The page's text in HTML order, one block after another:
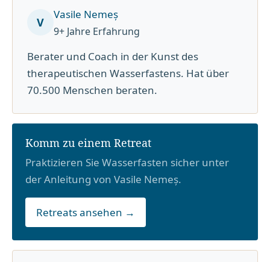
V
Vasile Nemeș
9+ Jahre Erfahrung
Berater und Coach in der Kunst des
therapeutischen Wasserfastens. Hat über
70.500 Menschen beraten.
Komm zu einem Retreat
Praktizieren Sie Wasserfasten sicher unter
der Anleitung von Vasile Nemeș.
Retreats ansehen →